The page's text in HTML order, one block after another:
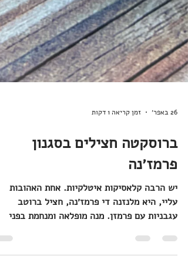
26 באפר׳ זמן קריאה 1 דקות
ברוסקטה חצילים בסגנון
פרמז׳נה
יש הרבה קלאסיקות איטלקיות. אחת האהובות
עליי, היא מלנזנה די פרמז׳נה, חציל ברוטב